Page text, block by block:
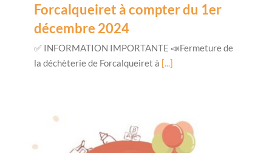
Forcalqueiret à compter du 1er
décembre 2024
✅ INFORMATION IMPORTANTE 📣Fermeture de
la déchèterie de Forcalqueiret à [...]